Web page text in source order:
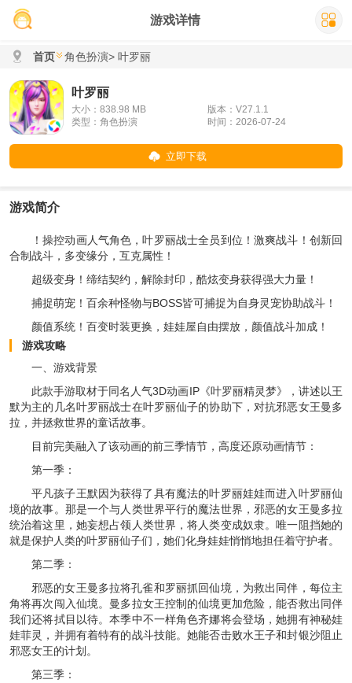
游戏详情
首页 角色扮演> 叶罗丽
叶罗丽
大小：838.98 MB
版本：V27.1.1
类型：角色扮演
时间：2026-07-24
立即下载
游戏简介
！操控动画人气角色，叶罗丽战士全员到位！激爽战斗！创新回
合制战斗，多变缘分，互克属性！
超级变身！缔结契约，解除封印，酷炫变身获得强大力量！
捕捉萌宠！百余种怪物与BOSS皆可捕捉为自身灵宠协助战斗！
颜值系统！百变时装更换，娃娃屋自由摆放，颜值战斗加成！
游戏攻略
一、游戏背景
此款手游取材于同名人气3D动画IP《叶罗丽精灵梦》，讲述以王
默为主的几名叶罗丽战士在叶罗丽仙子的协助下，对抗邪恶女王曼多
拉，并拯救世界的童话故事。
目前完美融入了该动画的前三季情节，高度还原动画情节：
第一季：
平凡孩子王默因为获得了具有魔法的叶罗丽娃娃而进入叶罗丽仙
境的故事。那是一个与人类世界平行的魔法世界，邪恶的女王曼多拉
统治着这里，她妄想占领人类世界，将人类变成奴隶。唯一阻挡她的
就是保护人类的叶罗丽仙子们，她们化身娃娃悄悄地担任着守护者。
第二季：
邪恶的女王曼多拉将孔雀和罗丽抓回仙境，为救出同伴，每位主
角将再次闯入仙境。曼多拉女王控制的仙境更加危险，能否救出同伴
我们还将拭目以待。本季中不一样角色齐娜将会登场，她拥有神秘娃
娃菲灵，并拥有着特有的战斗技能。她能否击败水王子和封银沙阻止
邪恶女王的计划。
第三季：